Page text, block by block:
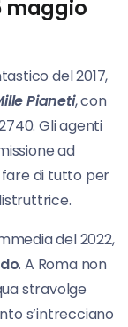
maggio
del 2017,
Pianeti, con
Gli agenti
ad
fare di tutto per
del 2022,
. A Roma non
stravolge
s’intrecciano